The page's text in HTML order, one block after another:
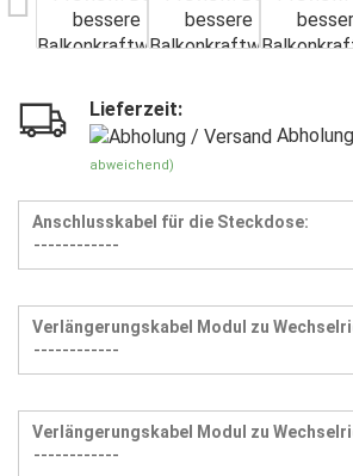
Lieferzeit:
abweichend)
Anschlusskabel für die Steckdose:
Verlängerungskabel Modul zu
Verlängerungskabel Modul zu